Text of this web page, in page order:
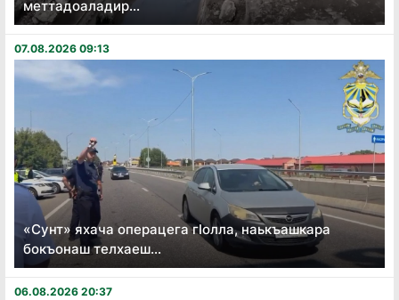
меттадоаладир...
07.08.2026 09:13
«Сунт» яхача операцега гӏолла, наькъашкара
бокъонаш телхаеш...
06.08.2026 20:37